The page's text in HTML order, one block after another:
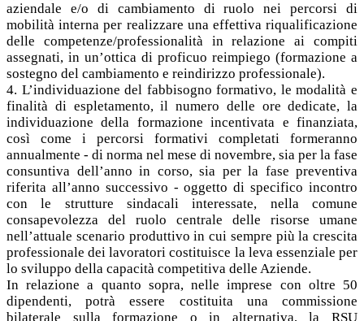
aziendale e/o di cambiamento di ruolo nei percorsi di
mobilità interna per realizzare una effettiva riqualificazione
delle competenze/professionalità in relazione ai compiti
assegnati, in un’ottica di proficuo reimpiego (formazione a
sostegno del cambiamento e reindirizzo professionale).
4. L’individuazione del fabbisogno formativo, le modalità e
finalità di espletamento, il numero delle ore dedicate, la
individuazione della formazione incentivata e finanziata,
così come i percorsi formativi completati formeranno
annualmente - di norma nel mese di novembre, sia per la fase
consuntiva dell’anno in corso, sia per la fase preventiva
riferita all’anno successivo - oggetto di specifico incontro
con le strutture sindacali interessate, nella comune
consapevolezza del ruolo centrale delle risorse umane
nell’attuale scenario produttivo in cui sempre più la crescita
professionale dei lavoratori costituisce la leva essenziale per
lo sviluppo della capacità competitiva delle Aziende.
In relazione a quanto sopra, nelle imprese con oltre 50
dipendenti, potrà essere costituita una commissione
bilaterale sulla formazione o in alternativa, la RSU